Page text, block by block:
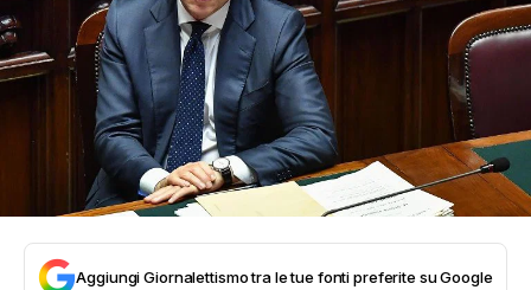
Aggiungi Giornalettismo tra le tue fonti preferite su Google